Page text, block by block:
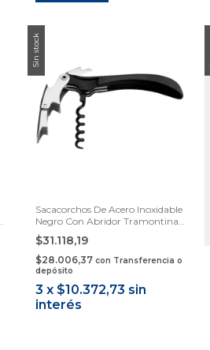
Sin stock
Sacacorchos De Acero Inoxidable
Negro Con Abridor Tramontina
Harmonize
$31.118,19
$28.006,37 con Transferencia o
depósito
3 x $10.372,73 sin
interés